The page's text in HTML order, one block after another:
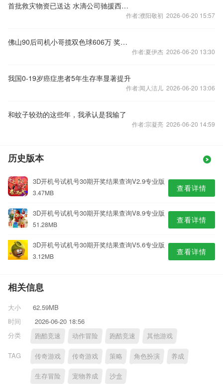
首批救灾物资已送达 水滴公司驰援西藏地震灾区
作者:濮阳敬初 2026-06-20 15:57
佛山90后司机小哥揽双色球606万 奖金攒着当“老婆本”
作者:夏伊杰 2026-06-20 13:30
我国0-19岁癌症患者5年生存率显著提升
作者:闻人洁儿 2026-06-20 13:06
和蚊子较劲的这些年，我承认是我输了
作者:宗凝亮 2026-06-20 14:59
历史版本
3D开机号试机号30期开奖结果查询V2.9专业版
3.47MB 查看详情
3D开机号试机号30期开奖结果查询V8.9专业版
51.28MB 查看详情
3D开机号试机号30期开奖结果查询V5.6专业版
3.12MB 查看详情
相关信息
大小
62.59MB
时间
2026-06-20 18:56
分类
跑酷竞速 动作冒险 跑酷竞速 其他游戏
TAG 传奇游戏 传奇游戏 策略 角色扮演 养成
生存冒险 宠物养成 沙盒